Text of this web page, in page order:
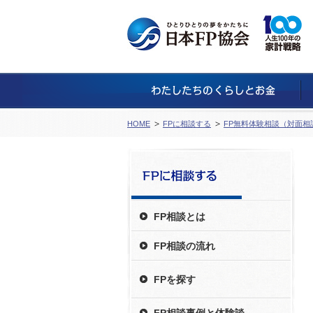
HOME FPに相談する FP無料体験相談（対面相
FP相談とは
FP相談の流れ
FPを探す